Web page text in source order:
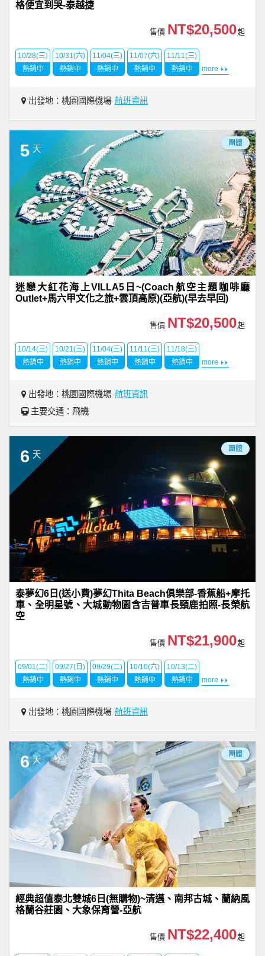
格便宜到哭-泰越捷
售價 NT$20,500起
10/28(三)
熱銷中
10/31(六)
熱銷中
11/04(三)
熱銷中
11/07(六)
熱銷中
11/11(三)
熱銷中
more
出發地：桃園國際機場 航班資訊
5 天
團體
迷戀大紅花海上VILLA5日~(Coach航空主題咖啡廳
Outlet+馬六甲文化之旅+雲頂高原)(亞航)(早去早回)
售價 NT$20,500起
10/14(三)
熱銷中
10/21(三)
熱銷中
11/04(三)
熱銷中
11/11(三)
熱銷中
11/18(三)
熱銷中
more
出發地：桃園國際機場 航班資訊
主要交通：飛機
6 天
團體
泰夢幻6日(送小費)夢幻Thita Beach俱樂部-香蕉船+摩托
車、全明星號、大城動物園含吉普車長頸鹿拍照-長榮航
空
售價 NT$21,900起
09/01(二)
熱銷中
09/27(日)
熱銷中
09/29(二)
熱銷中
10/10(六)
熱銷中
10/13(二)
熱銷中
more
出發地：桃園國際機場 航班資訊
6 天
團體
經典超值泰北雙城6日(無購物)~清邁、南邦古城、蘭納風
格蘭谷莊園、大象保育營-亞航
售價 NT$22,400起